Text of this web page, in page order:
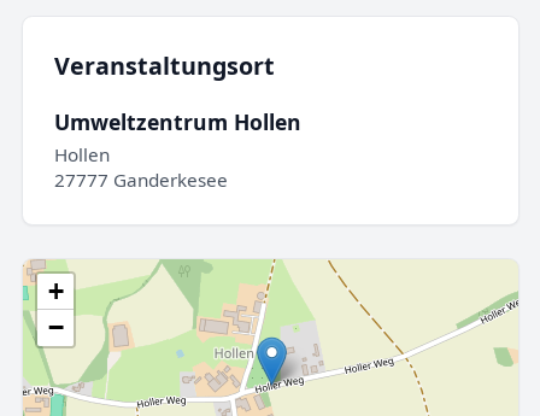
Veranstaltungsort
Umweltzentrum Hollen
Hollen
27777 Ganderkesee
+
−